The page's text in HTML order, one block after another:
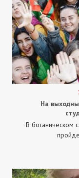
На
В ботаническом